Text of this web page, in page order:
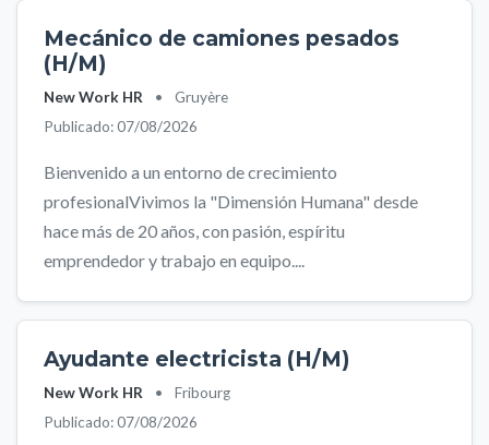
Mecánico de camiones pesados
(H/M)
New Work HR •
Gruyère
Publicado: 07/08/2026
Bienvenido a un entorno de crecimiento
profesionalVivimos la "Dimensión Humana" desde
hace más de 20 años, con pasión, espíritu
emprendedor y trabajo en equipo....
Ayudante electricista (H/M)
New Work HR •
Fribourg
Publicado: 07/08/2026